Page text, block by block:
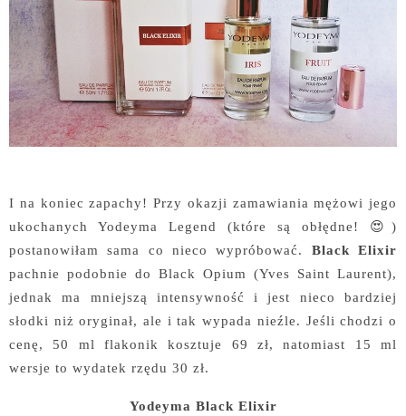
I na koniec zapachy! Przy okazji zamawiania mężowi jego
ukochanych Yodeyma Legend (które są obłędne! 😍)
postanowiłam sama co nieco wypróbować. Black Elixir
pachnie podobnie do Black Opium (Yves Saint Laurent),
jednak ma mniejszą intensywność i jest nieco bardziej
słodki niż oryginał, ale i tak wypada nieźle. Jeśli chodzi o
cenę, 50 ml flakonik kosztuje 69 zł, natomiast 15 ml
wersje to wydatek rzędu 30 zł.
Yodeyma Black Elixir